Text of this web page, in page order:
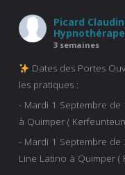
Picard
3 semaines
Dates des Portes
les pratiques :
- Mardi 1 Septembre
à Quimper (
- Mardi 1 Septembre
Line Latino à Quimper (